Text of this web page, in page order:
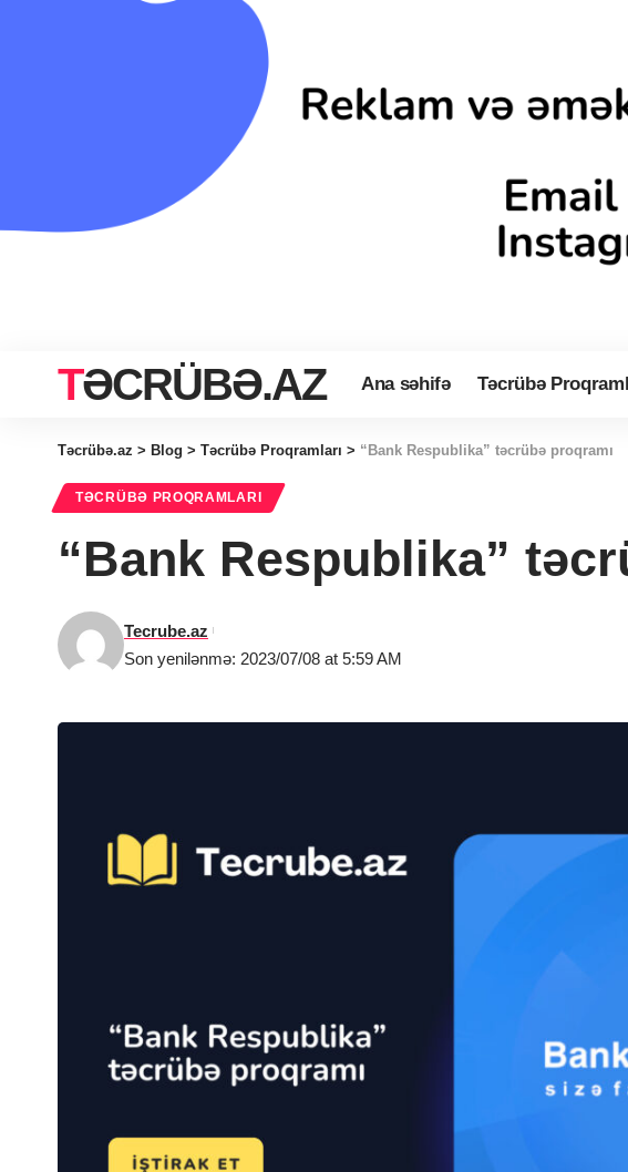
TƏCRÜBƏ.AZ Ana səhifə Təcrübə
Təcrübə.az > Blog > Təcrübə Proqramları > “Bank Respublika” təcrübə proqramı
TƏCRÜBƏ PROQRAMLARI
“Bank Respublika”
Son yenilənmə: 2023/07/08 at 5:59 AM
Tecrube.az